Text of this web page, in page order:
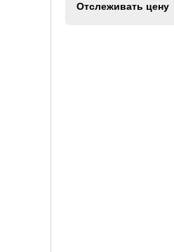
Отслеживать цену